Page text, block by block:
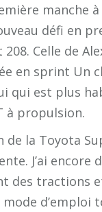
manche
défi en
208. Celle de
en sprint Un
qui est plus
à propulsion.
de la Toyota
J’ai encore
des tractions
mode d’emploi